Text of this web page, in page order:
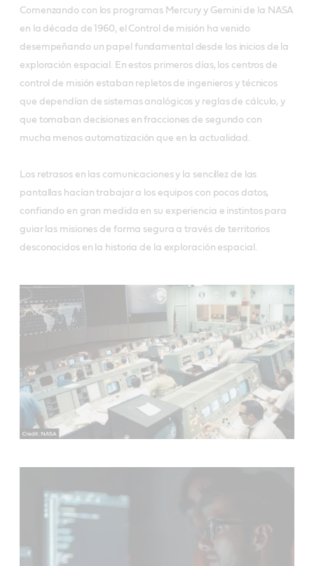
Comenzando con los programas Mercury y Gemini de la NASA
en la década de 1960, el Control de misión ha venido
desempeñando un papel fundamental desde los inicios de la
exploración espacial. En estos primeros días, los centros de
control de misión estaban repletos de ingenieros y técnicos
que dependían de sistemas analógicos y reglas de cálculo, y
que tomaban decisiones en fracciones de segundo con
mucha menos automatización que en la actualidad.
Los retrasos en las comunicaciones y la sencillez de las
pantallas hacían trabajar a los equipos con pocos datos,
confiando en gran medida en su experiencia e instintos para
guiar las misiones de forma segura a través de territorios
desconocidos en la historia de la exploración espacial.